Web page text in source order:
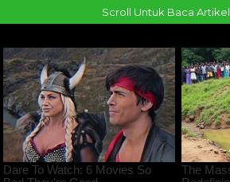
to
Scroll Untuk Baca Artikel